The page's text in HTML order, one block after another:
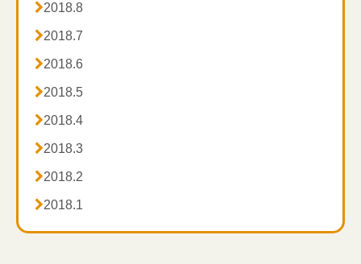
2018.8
2018.7
2018.6
2018.5
2018.4
2018.3
2018.2
2018.1